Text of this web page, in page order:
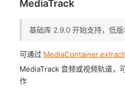
MediaTrack
基础库 2.9.0 开始支持，低
可通过
MediaTrack 音频或视频轨道，
作